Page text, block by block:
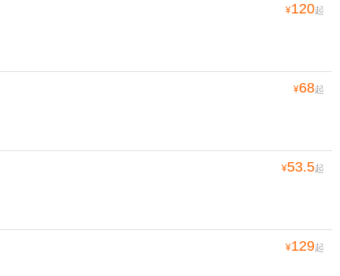
¥120起
¥68起
¥53.5起
¥129起